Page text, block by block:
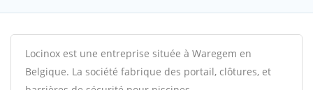
Locinox est une entreprise située à Waregem en
Belgique. La société fabrique des portail, clôtures, et